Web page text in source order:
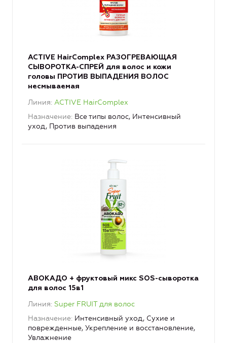
ACTIVE HairComplex РАЗОГРЕВАЮЩАЯ
СЫВОРОТКА-СПРЕЙ для волос и кожи
головы ПРОТИВ ВЫПАДЕНИЯ ВОЛОС
несмываемая
Линия ACTIVE HairComplex
Назначение Все типы волос, Интенсивный
уход, Против выпадения
АВОКАДО + фруктовый микс SOS-сыворотка
для волос 15в1
Линия Super FRUIT для волос
Назначение Интенсивный уход, Сухие и
поврежденные, Укрепление и восстановление,
Увлажнение